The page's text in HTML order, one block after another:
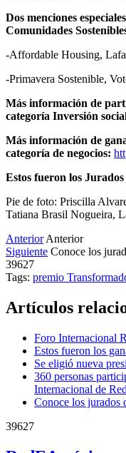
Dos menciones
Comunidades
-Affordable Housing,
-Primavera Sostenible,
Más información de
categoría Inversión
Más información de
categoría de negocios:
Estos fueron los
Pie de foto: Priscilla
Tatiana Brasil Nogueira,
Anterior Anterior
Siguiente Conoce los
39627
Tags: premio
Artículos
Foro Internacional
Estos fueron los
Se eligió nueva
360 personas
Internacional de
Conoce los jurados
39627